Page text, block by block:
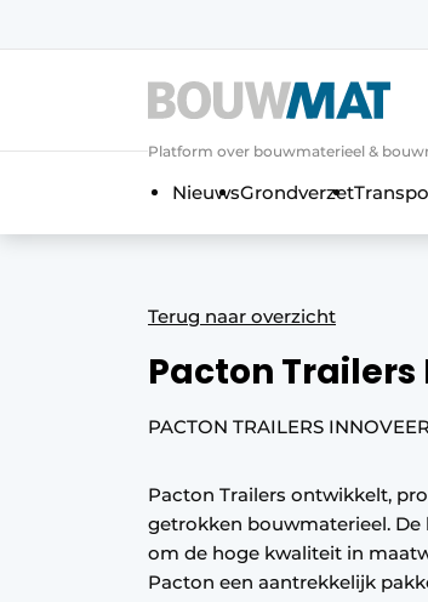
Algemene voorwaarden
BedrijvenAanmelden
Bedrijven
Bouwmat | Platform
Direct contact
Evenement
Podcasts
Privacy / Cookie
Vacature aanmelden
Platform over bouwmaterieel &
NieuwsGrondverzet
Terug naar overzicht
Pacton Trailers
PACTON TRAILERS
Pacton Trailers ontwikkelt,
getrokken bouwmaterieel.
om de hoge kwaliteit in
Pacton een aantrekkelijk